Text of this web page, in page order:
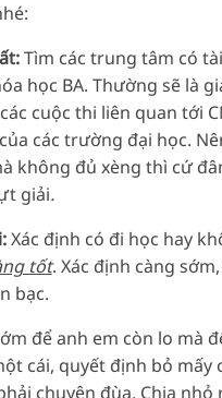
Tìm các trung tâm có
học BA. Thường sẽ là
cuộc thi liên quan tới
các trường đại học.
không đủ xèng thì cứ
giải.
Xác định có đi học hay
tốt. Xác định càng
bạc.
để anh em còn lo mà
cái, quyết định bỏ mấy
chuyện đùa. Chia nhỏ